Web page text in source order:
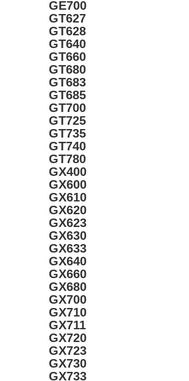
GE700
GT627
GT628
GT640
GT660
GT680
GT683
GT685
GT700
GT725
GT735
GT740
GT780
GX400
GX600
GX610
GX620
GX623
GX630
GX633
GX640
GX660
GX680
GX700
GX710
GX711
GX720
GX723
GX730
GX733